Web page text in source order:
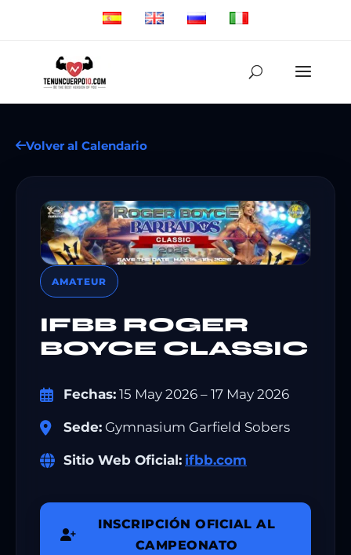
Volver al Calendario
AMATEUR
IFBB ROGER
BOYCE CLASSIC
Fechas: 15 May 2026 – 17 May 2026
Sede: Gymnasium Garfield Sobers
Sitio Web Oficial: ifbb.com
INSCRIPCIÓN OFICIAL AL
CAMPEONATO